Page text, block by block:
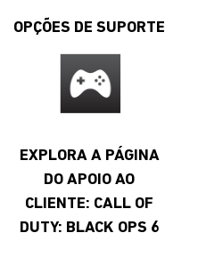
OPÇÕES DE SUPORTE
EXPLORA A PÁGINA
DO APOIO AO
CLIENTE: CALL OF
DUTY: BLACK OPS 6